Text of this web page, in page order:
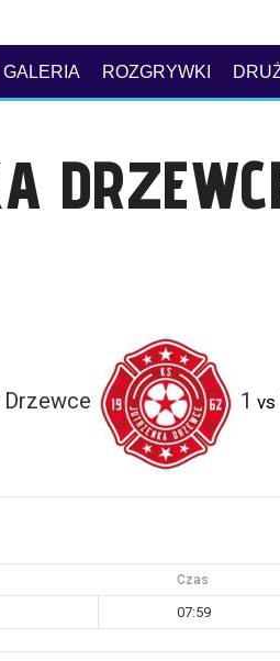
GALERIA ROZGRYWKI
1 vs
Czas
07:59